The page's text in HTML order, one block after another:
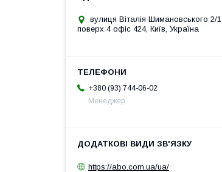
вулиця Віталія Шимановського 2/1
поверх 4 офіс 424, Київ, Україна
+380 (93) 744-06-02
Менеджер
https://abo.com.ua/ua/